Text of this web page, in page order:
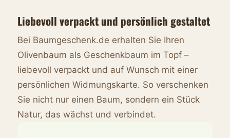
Liebevoll verpackt und persönlich gestaltet
Bei Baumgeschenk.de erhalten Sie Ihren
Olivenbaum als Geschenkbaum im Topf –
liebevoll verpackt und auf Wunsch mit einer
persönlichen Widmungskarte. So verschenken
Sie nicht nur einen Baum, sondern ein Stück
Natur, das wächst und verbindet.